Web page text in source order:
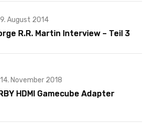
9. August 2014
R.R. Martin Interview – Teil 3
14. November 2018
HDMI Gamecube Adapter